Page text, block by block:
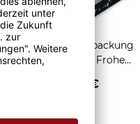
Geschenkverpackung
für Tassen - Frohe
HO - schwarz
2,95 €